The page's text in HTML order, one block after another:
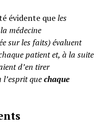
évidente queles
médecine
sur les faits) évaluent
patient et, à la suite
d’en tirer
quechaque